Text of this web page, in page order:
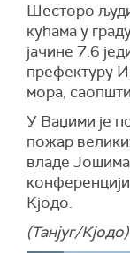
провинцији
Талас
погодио је
цунами је
КМА је
би таласи
могли да
би висина
на опасан
осеке.
(Танјуг)
Шесторо
кућама у
јачине 7.6
префектуру
мора,
У Ваџими је
пожар
владе
Кјодо.
(Танјуг/Кјодо)